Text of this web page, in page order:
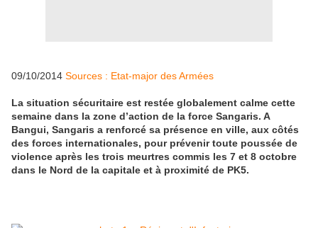
09/10/2014 Sources : Etat-major des Armées
La situation sécuritaire est restée globalement calme cette
semaine dans la zone d’action de la force Sangaris. A
Bangui, Sangaris a renforcé sa présence en ville, aux côtés
des forces internationales, pour prévenir toute poussée de
violence après les trois meurtres commis les 7 et 8 octobre
dans le Nord de la capitale et à proximité de PK5.